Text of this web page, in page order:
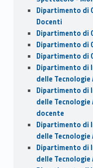
Dipartimento di
Docenti
Dipartimento di
Dipartimento di
Dipartimento di
Dipartimento di
delle
Dipartimento di
delle
docente
Dipartimento di
delle
Dipartimento di
delle